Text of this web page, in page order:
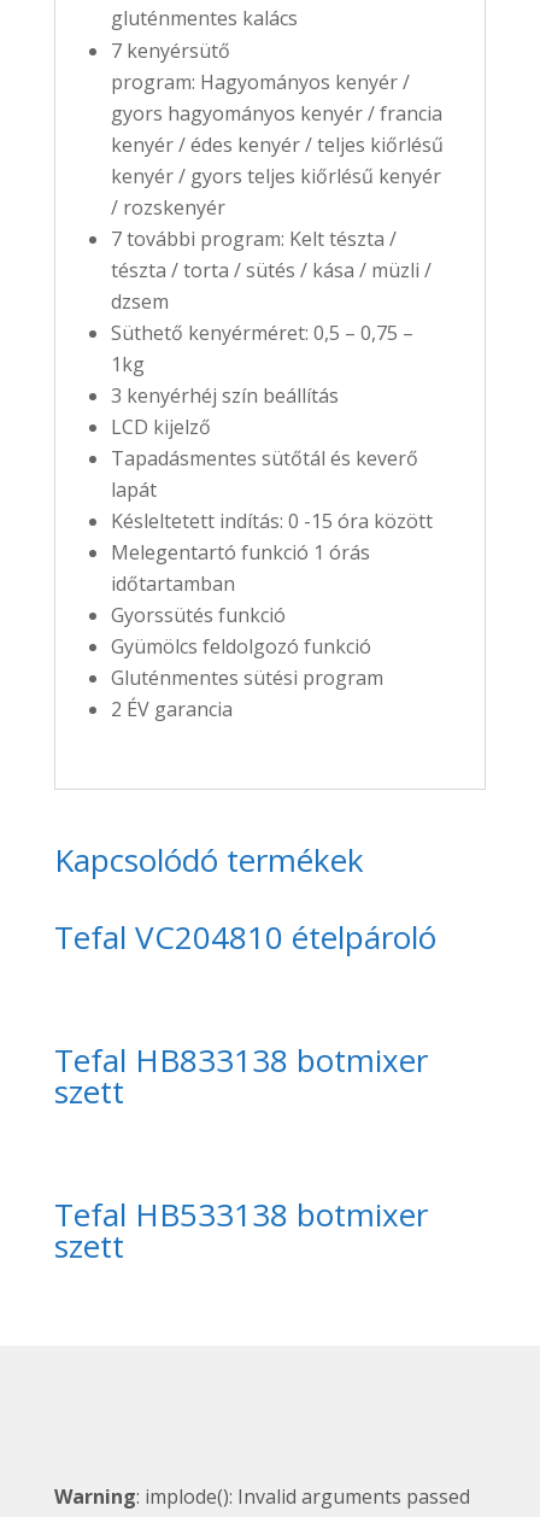
gluténmentes kalács
7 kenyérsütő
program: Hagyományos kenyér /
gyors hagyományos kenyér / francia
kenyér / édes kenyér / teljes kiőrlésű
kenyér / gyors teljes kiőrlésű kenyér
/ rozskenyér
7 további program: Kelt tészta /
tészta / torta / sütés / kása / müzli /
dzsem
Süthető kenyérméret: 0,5 – 0,75 –
1kg
3 kenyérhéj szín beállítás
LCD kijelző
Tapadásmentes sütőtál és keverő
lapát
Késleltetett indítás: 0 -15 óra között
Melegentartó funkció 1 órás
időtartamban
Gyorssütés funkció
Gyümölcs feldolgozó funkció
Gluténmentes sütési program
2 ÉV garancia
Kapcsolódó termékek
Tefal VC204810 ételpároló
Tefal HB833138 botmixer
szett
Tefal HB533138 botmixer
szett
Warning: implode(): Invalid arguments passed